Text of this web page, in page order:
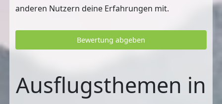
anderen Nutzern deine Erfahrungen mit.
Bewertung abgeben
Ausflugsthemen in